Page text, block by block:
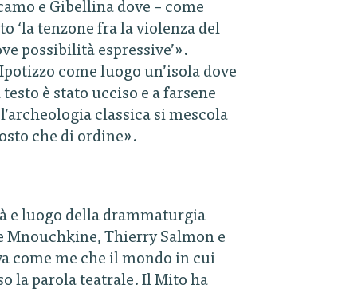
e Gibellina dove – come
‘la tenzone fra la violenza del
possibilità espressive’».
come luogo un’isola dove
è stato ucciso e a farsene
classica si mescola
che di ordine».
e luogo della drammaturgia
Mnouchkine, Thierry Salmon e
come me che il mondo in cui
la parola teatrale. Il Mito ha